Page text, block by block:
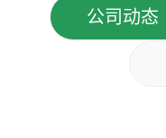
公司动态